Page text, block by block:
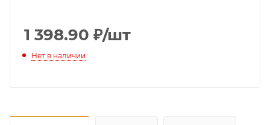
1 398.90 ₽/шт
Нет в наличии